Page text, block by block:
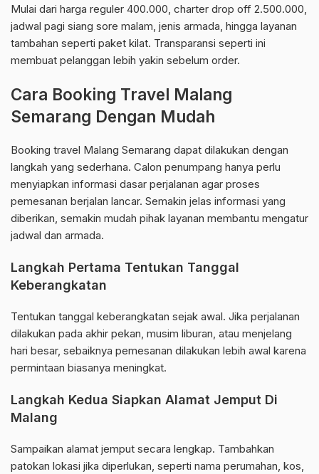
Mulai dari harga reguler 400.000, charter drop off 2.500.000,
jadwal pagi siang sore malam, jenis armada, hingga layanan
tambahan seperti paket kilat. Transparansi seperti ini
membuat pelanggan lebih yakin sebelum order.
Cara Booking Travel Malang
Semarang Dengan Mudah
Booking travel Malang Semarang dapat dilakukan dengan
langkah yang sederhana. Calon penumpang hanya perlu
menyiapkan informasi dasar perjalanan agar proses
pemesanan berjalan lancar. Semakin jelas informasi yang
diberikan, semakin mudah pihak layanan membantu mengatur
jadwal dan armada.
Langkah Pertama Tentukan Tanggal
Keberangkatan
Tentukan tanggal keberangkatan sejak awal. Jika perjalanan
dilakukan pada akhir pekan, musim liburan, atau menjelang
hari besar, sebaiknya pemesanan dilakukan lebih awal karena
permintaan biasanya meningkat.
Langkah Kedua Siapkan Alamat Jemput Di
Malang
Sampaikan alamat jemput secara lengkap. Tambahkan
patokan lokasi jika diperlukan, seperti nama perumahan, kos,